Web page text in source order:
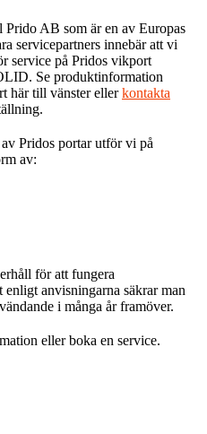
Prido AB som är en av Europas
servicepartners innebär att vi
service på Pridos vikport
Se produktinformation
här till vänster eller kontakta
Pridos portar utför vi på
av:
för att fungera
anvisningarna säkrar man
i många år framöver.
eller boka en service.